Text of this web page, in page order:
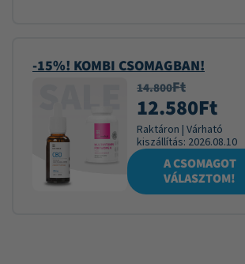
-15%! KOMBI CSOMAGBAN!
14.800Ft
12.580Ft
Raktáron | Várható
kiszállítás: 2026.08.10
A CSOMAGOT
VÁLASZTOM!